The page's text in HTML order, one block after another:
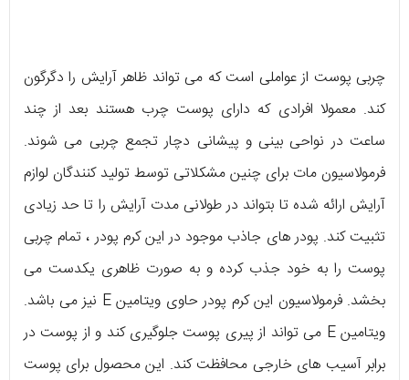
چربی پوست از عواملی است که می تواند ظاهر آرایش را دگرگون
کند. معمولا افرادی که دارای پوست چرب هستند بعد از چند
ساعت در نواحی بینی و پیشانی دچار تجمع چربی می شوند.
فرمولاسیون مات برای چنین مشکلاتی توسط تولید کنندگان لوازم
آرایش ارائه شده تا بتواند در طولانی مدت آرایش را تا حد زیادی
تثبیت کند. پودر های جاذب موجود در این کرم پودر ، تمام چربی
پوست را به خود جذب کرده و به صورت ظاهری یکدست می
بخشد. فرمولاسیون این کرم پودر حاوی ویتامین E نیز می باشد.
ویتامین E می تواند از پیری پوست جلوگیری کند و از پوست در
برابر آسیب های خارجی محافظت کند. این محصول برای پوست